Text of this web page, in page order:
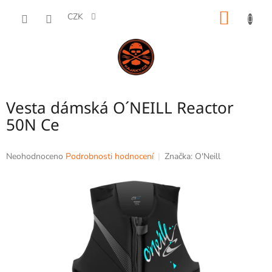
CZK
Vesta dámská O´NEILL Reactor
50N Ce
Průměrné
Neohodnoceno Podrobnosti hodnocení Značka: O'Neill